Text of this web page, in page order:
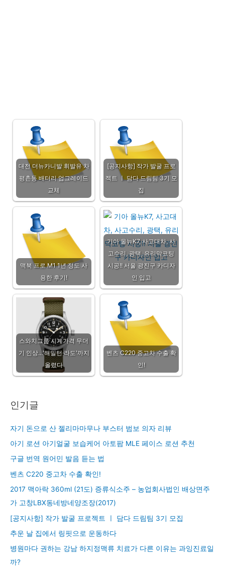
대전 더뉴카니발 휘발유 차
평촌동 배터리 업그레이드
교체
[공지사항] 작가 발굴 프로
젝트 ㅣ 담다 드림팀 3기 모
집
맥북 프로 M1 1년 정도 사
용한 후기!
기아 올뉴K7, 사고대차, 사
고수리, 광택, 유리막코팅
시공!! 서울 광진구 카디자
인 입고
스와치그룹 시계가격 무더
기 인상…'해밀턴·라도'까지
올렸다
벤츠 C220 중고차 수출 확
인!
인기글
자기 돈으로 산 젤리마마무나 부스터 범보 의자 리뷰
아기 로션 아기얼굴 보습케어 아토팜 MLE 페이스 로션 추천
구글 번역 원어민 발음 듣는 법
벤츠 C220 중고차 수출 확인!
2017 맥아락 360ml (21도) 증류식소주 – 농업회사법인 배상면주
가 고창LBX동네방네양조장(2017)
[공지사항] 작가 발굴 프로젝트 ㅣ 담다 드림팀 3기 모집
추운 날 집에서 링핏으로 운동하다
병원마다 권하는 강남 하지정맥류 치료가 다른 이유는 과잉진료일
까?